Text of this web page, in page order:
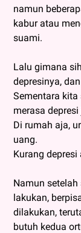
namun
kabur atau
suami.
Lalu gimana
depresinya,
Sementara kita
merasa depresi
Di rumah aja,
uang.
Kurang
Namun
lakukan,
dilakukan,
butuh kedua